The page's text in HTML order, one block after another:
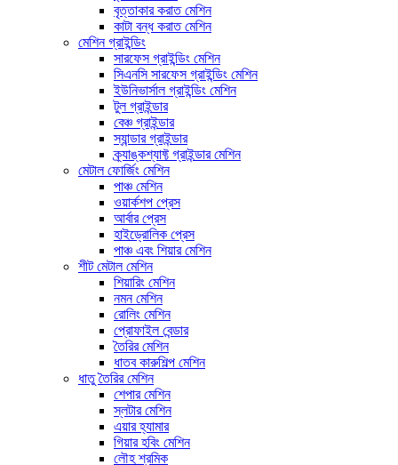
বৃত্তাকার করাত মেশিন
কাটা বন্ধ করাত মেশিন
মেশিন গ্রাইন্ডিং
সারফেস গ্রাইন্ডিং মেশিন
সিএনসি সারফেস গ্রাইন্ডিং মেশিন
ইউনিভার্সাল গ্রাইন্ডিং মেশিন
টুল গ্রাইন্ডার
বেঞ্চ গ্রাইন্ডার
স্যান্ডার গ্রাইন্ডার
ক্র্যাঙ্কশ্যাফ্ট গ্রাইন্ডার মেশিন
মেটাল ফোর্জিং মেশিন
পাঞ্চ মেশিন
ওয়ার্কশপ প্রেস
আর্বার প্রেস
হাইড্রোলিক প্রেস
পাঞ্চ এবং শিয়ার মেশিন
শীট মেটাল মেশিন
শিয়ারিং মেশিন
নমন মেশিন
রোলিং মেশিন
প্রোফাইল বেন্ডার
তৈরির মেশিন
ধাতব কারুশিল্প মেশিন
ধাতু তৈরির মেশিন
শেপার মেশিন
স্লটার মেশিন
এয়ার হ্যামার
গিয়ার হবিং মেশিন
লৌহ শ্রমিক